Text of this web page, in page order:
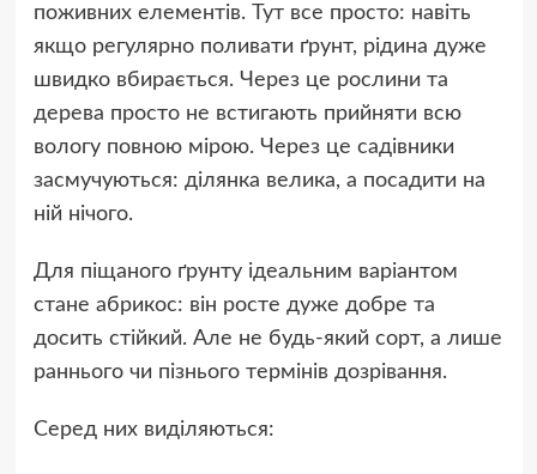
поживних елементів. Тут все просто: навіть
якщо регулярно поливати ґрунт, рідина дуже
швидко вбирається. Через це рослини та
дерева просто не встигають прийняти всю
вологу повною мірою. Через це садівники
засмучуються: ділянка велика, а посадити на
ній нічого.
Для піщаного ґрунту ідеальним варіантом
стане абрикос: він росте дуже добре та
досить стійкий. Але не будь-який сорт, а лише
раннього чи пізнього термінів дозрівання.
Серед них виділяються: